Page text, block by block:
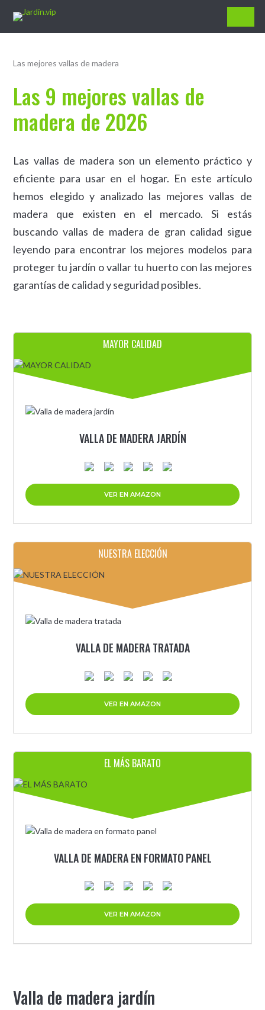
Jardín.vip
Las mejores vallas de madera
Las 9 mejores vallas de
madera de 2026
Las vallas de madera son un elemento práctico y
eficiente para usar en el hogar. En este artículo
hemos elegido y analizado las mejores vallas de
madera que existen en el mercado. Si estás
buscando vallas de madera de gran calidad sigue
leyendo para encontrar los mejores modelos para
proteger tu jardín o vallar tu huerto con las mejores
garantías de calidad y seguridad posibles.
MAYOR CALIDAD
VALLA DE MADERA JARDÍN
VER EN AMAZON
NUESTRA ELECCIÓN
VALLA DE MADERA TRATADA
VER EN AMAZON
EL MÁS BARATO
VALLA DE MADERA EN FORMATO PANEL
VER EN AMAZON
Valla de madera jardín